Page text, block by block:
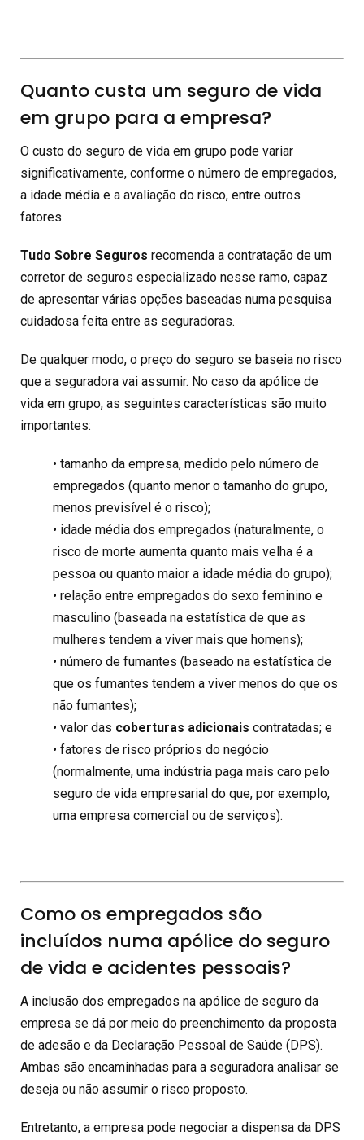
Quanto custa um seguro de vida
em grupo para a empresa?
O custo do seguro de vida em grupo pode variar
significativamente, conforme o número de empregados,
a idade média e a avaliação do risco, entre outros
fatores.
Tudo Sobre Seguros recomenda a contratação de um
corretor de seguros especializado nesse ramo, capaz
de apresentar várias opções baseadas numa pesquisa
cuidadosa feita entre as seguradoras.
De qualquer modo, o preço do seguro se baseia no risco
que a seguradora vai assumir. No caso da apólice de
vida em grupo, as seguintes características são muito
importantes:
• tamanho da empresa, medido pelo número de
empregados (quanto menor o tamanho do grupo,
menos previsível é o risco);
• idade média dos empregados (naturalmente, o
risco de morte aumenta quanto mais velha é a
pessoa ou quanto maior a idade média do grupo);
• relação entre empregados do sexo feminino e
masculino (baseada na estatística de que as
mulheres tendem a viver mais que homens);
• número de fumantes (baseado na estatística de
que os fumantes tendem a viver menos do que os
não fumantes);
• valor das coberturas adicionais contratadas; e
• fatores de risco próprios do negócio
(normalmente, uma indústria paga mais caro pelo
seguro de vida empresarial do que, por exemplo,
uma empresa comercial ou de serviços).
Como os empregados são
incluídos numa apólice do seguro
de vida e acidentes pessoais?
A inclusão dos empregados na apólice de seguro da
empresa se dá por meio do preenchimento da proposta
de adesão e da Declaração Pessoal de Saúde (DPS).
Ambas são encaminhadas para a seguradora analisar se
deseja ou não assumir o risco proposto.
Entretanto, a empresa pode negociar a dispensa da DPS